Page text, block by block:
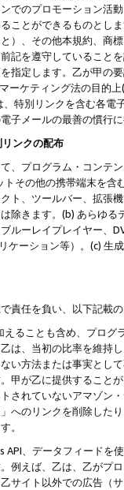
でのプロモーション活
ことができるものとし
）、その他本規約、商
記を遵守していること
指定します。乙が甲の
ーケティング法の目的
特別リンクを含む各
子メールの最善の慣行
ンクの配布
、プログラム・コンテ
その他の携帯端末を
ト、ツールバー、拡張
除きます。(b) あらゆ
ルーレイプレイヤー、
ケーション等）。(c)
責任を負い、以下記載
ることも含め、プロ
は、当初の比率を維持
い方法または事実とし
甲が乙に提供すること
されていないアマゾン
へのリンクを削除した
。
、データフィード
例えば、乙は、乙がプ
サイト以外での広告（